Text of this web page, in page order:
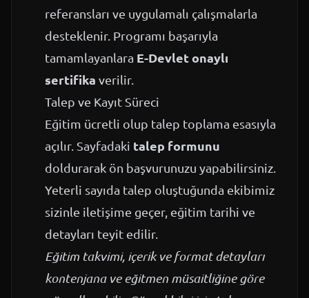
referansları ve uygulamalı çalışmalarla
desteklenir. Programı başarıyla
tamamlayanlara E-Devlet onaylı
sertifika verilir.
Talep ve Kayıt Süreci
Eğitim ücretli olup talep toplama esasıyla
açılır. Sayfadaki talep formunu
doldurarak ön başvurunuzu yapabilirsiniz.
Yeterli sayıda talep oluştuğunda ekibimiz
sizinle iletişime geçer, eğitim tarihi ve
detayları teyit edilir.
Eğitim takvimi, içerik ve format detayları
kontenjana ve eğitmen müsaitliğine göre